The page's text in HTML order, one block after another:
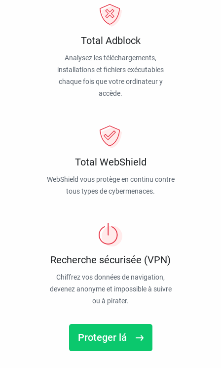
Total Adblock
Analysez les téléchargements,
installations et fichiers exécutables
chaque fois que votre ordinateur y
accède.
Total WebShield
WebShield vous protège en continu contre
tous types de cybermenaces.
Recherche sécurisée (VPN)
Chiffrez vos données de navigation,
devenez anonyme et impossible à suivre
ou à pirater.
Proteger lá